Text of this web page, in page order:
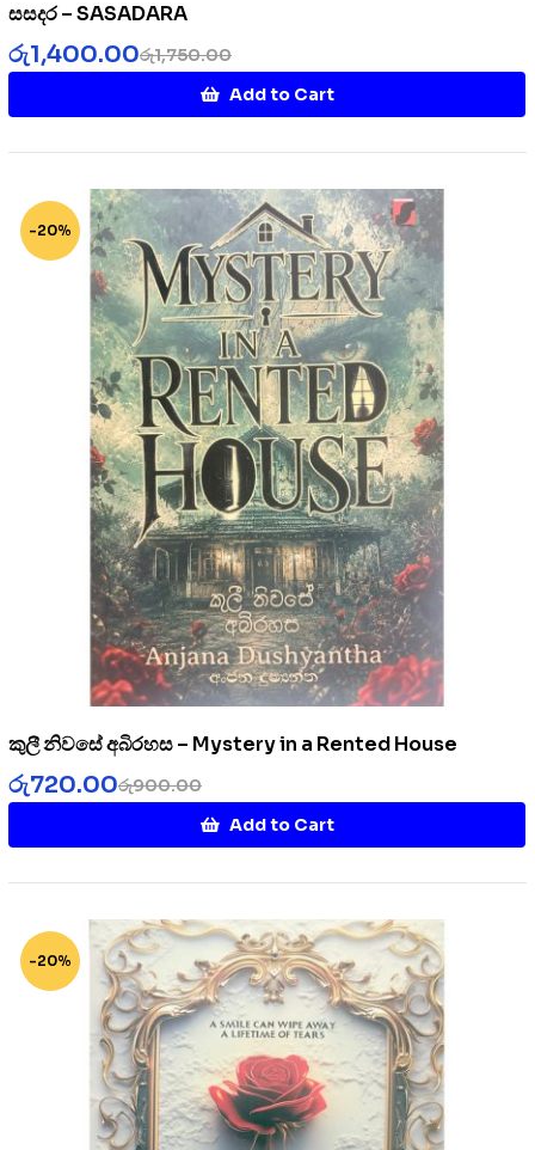
සසදර – SASADARA
රු1,750.00
රු1,400.00
Add to Cart
-20%
කුලී නිවසේ අබිරහස – Mystery in a Rented House
රු900.00
රු720.00
Add to Cart
-20%